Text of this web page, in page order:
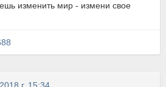
изменить мир - измени свое